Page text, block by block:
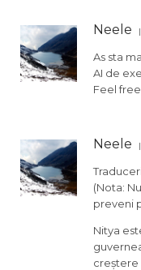
Neele
As sta
AI de
Feel
Neele
(Nota:
preveni
Nitya
creștere